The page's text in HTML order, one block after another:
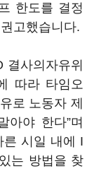
한도를 결정
고했습니다.
결사의자유위
따라 타임오
로 노동자 제
아야 한다”며
른 시일 내에 I
는 방법을 찾